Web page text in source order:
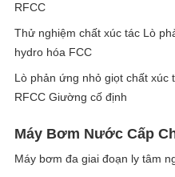
RFCC
Thử nghiệm chất xúc tác Lò
hydro hóa FCC
Lò phản ứng nhỏ giọt chất xúc
RFCC Giường cố định
Máy Bơm Nước Cấp
Máy bơm đa giai đoạn ly tâm